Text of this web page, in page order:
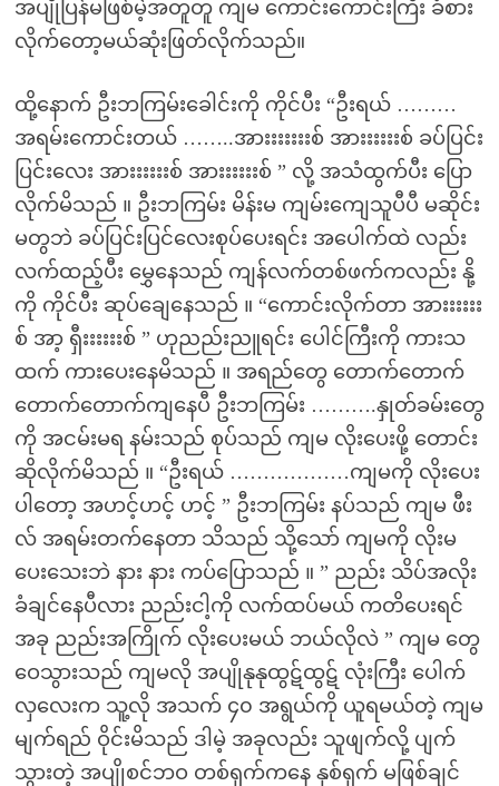
အပျိုပြန်မဖြစ်မဲ့အတူတူ ကျမ ကောင်းကောင်းကြီး ခံစား
လိုက်တော့မယ်ဆုံးဖြတ်လိုက်သည်။
ထို့နောက် ဦးဘကြမ်းခေါင်းကို ကိုင်ပီး “ဦးရယ် ………
အရမ်းကောင်းတယ် ……..အားးးးးးးစ် အားးးးးးစ် ခပ်ပြင်း
ပြင်းလေး အားးးးးးစ် အားးးးးးစ် ” လို့ အသံထွက်ပီး ပြော
လိုက်မိသည် ။ ဦးဘကြမ်း မိန်းမ ကျမ်းကျေသူပီပီ မဆိုင်း
မတွဘဲ ခပ်ပြင်းပြင်လေးစုပ်ပေးရင်း အပေါက်ထဲ လည်း
လက်ထည့်ပီး မွှေနေသည် ကျန်လက်တစ်ဖက်ကလည်း နို့
ကို ကိုင်ပီး ဆုပ်ချေနေသည် ။ “ကောင်းလိုက်တာ အားးးးးး
စ် အာ့ ရှီးးးးးးစ် ” ဟုညည်းညူရင်း ပေါင်ကြီးကို ကားသ
ထက် ကားပေးနေမိသည် ။ အရည်တွေ တောက်တောက်
တောက်တောက်ကျနေပီ ဦးဘကြမ်း ……….နှုတ်ခမ်းတွေ
ကို အငမ်းမရ နမ်းသည် စုပ်သည် ကျမ လိုးပေးဖို့ တောင်း
ဆိုလိုက်မိသည် ။ “ဦးရယ် ………………ကျမကို လိုးပေး
ပါတော့ အဟင့်ဟင့် ဟင့် ” ဦးဘကြမ်း နပ်သည် ကျမ ဖီး
လ် အရမ်းတက်နေတာ သိသည် သို့သော် ကျမကို လိုးမ
ပေးသေးဘဲ နား နား ကပ်ပြောသည် ။ ” ညည်း သိပ်အလိုး
ခံချင်နေပီလား ညည်းငါ့ကို လက်ထပ်မယ် ကတိပေးရင်
အခု ညည်းအကြိုက် လိုးပေးမယ် ဘယ်လိုလဲ ” ကျမ တွေ
ဝေသွားသည် ကျမလို အပျိုနုနုထွဋ်ထွဋ် လုံးကြီး ပေါက်
လှ‌လေးက သူ့လို အသက် ၄၀ အရွယ်ကို ယူရမယ်တဲ့ ကျမ
မျက်ရည် ဝိုင်းမိသည် ဒါမဲ့ အခုလည်း သူဖျက်လို့ ပျက်
သွားတဲ့ အပျိုစင်ဘဝ တစ်ရှက်ကနေ နှစ်ရှက် မဖြစ်ချင်